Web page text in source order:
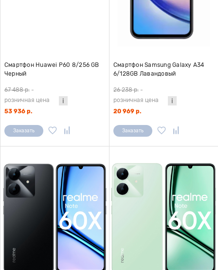
Смартфон Huawei P60 8/256 GB
Черный
67 488 р. -
розничная цена
53 936 р.
Заказать
Смартфон Samsung Galaxy A34
6/128GB Лавандовый
26 238 р. -
розничная цена
20 969 р.
Заказать